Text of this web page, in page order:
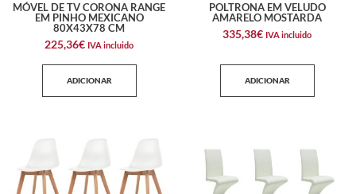
MÓVEL DE TV CORONA RANGE
EM PINHO MEXICANO
80X43X78 CM
225,36€ IVA incluido
ADICIONAR
POLTRONA EM VELUDO
AMARELO MOSTARDA
335,38€ IVA incluido
ADICIONAR